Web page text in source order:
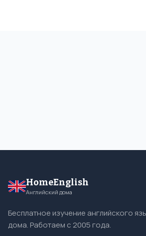
HomeEnglish
Английский дома
Бесплатное изучение английского
дома. Работаем с 2005 года.